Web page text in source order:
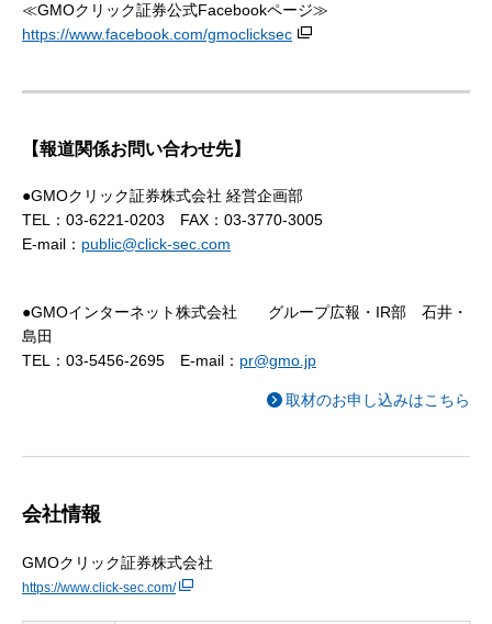
≪GMOクリック証券公式Facebookページ≫
https://www.facebook.com/gmoclicksec
【報道関係お問い合わせ先】
●GMOクリック証券株式会社 経営企画部
TEL：03-6221-0203 FAX：03-3770-3005
E-mail： public@click-sec.com
●GMOインターネット株式会社 グループ広報・IR部 石井・
島田
TEL：03-5456-2695 E-mail： pr@gmo.jp
取材のお申し込みはこちら
会社情報
GMOクリック証券株式会社
https://www.click-sec.com/